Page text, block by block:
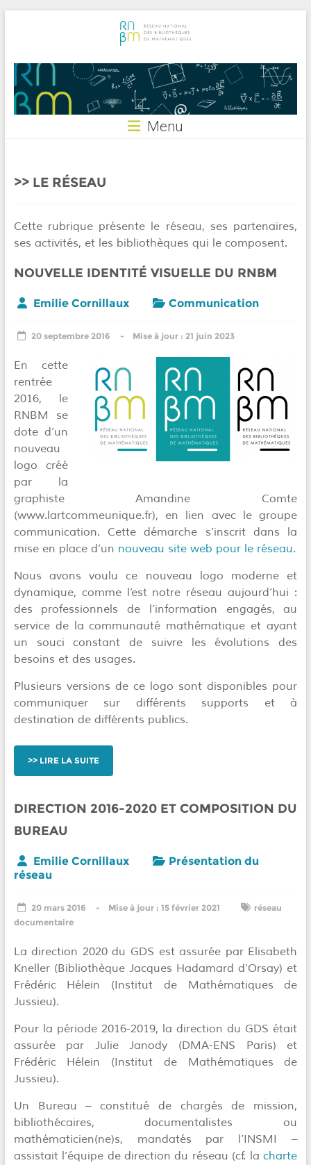
RNBM
Menu
LE RÉSEAU
Cette rubrique présente le réseau, ses partenaires,
ses activités, et les bibliothèques qui le composent.
NOUVELLE IDENTITÉ VISUELLE DU RNBM
Emilie Cornillaux Communication
20 septembre 2016 21 juin 2023
En cette
rentrée
2016, le
RNBM se
dote d’un
nouveau
logo créé
par la
graphiste Amandine Comte
(www.lartcommeunique.fr), en lien avec le groupe
communication. Cette démarche s’inscrit dans la
mise en place d’un nouveau site web pour le réseau.
Nous avons voulu ce nouveau logo moderne et
dynamique, comme l’est notre réseau aujourd’hui :
des professionnels de l’information engagés, au
service de la communauté mathématique et ayant
un souci constant de suivre les évolutions des
besoins et des usages.
Plusieurs versions de ce logo sont disponibles pour
communiquer sur différents supports et à
destination de différents publics.
LIRE LA SUITE
DIRECTION 2016-2020 ET COMPOSITION DU
BUREAU
Emilie Cornillaux
Présentation du
réseau
20 mars 2016 15 février 2021
réseau
documentaire
La direction 2020 du GDS est assurée par Elisabeth
Kneller (Bibliothèque Jacques Hadamard d’Orsay) et
Frédéric Hélein (Institut de Mathématiques de
Jussieu).
Pour la période 2016-2019, la direction du GDS était
assurée par Julie Janody (DMA-ENS Paris) et
Frédéric Hélein (Institut de Mathématiques de
Jussieu).
Un Bureau – constitué de chargés de mission,
bibliothécaires, documentalistes ou
mathématicien(ne)s, mandatés par l’INSMI –
assistait l’équipe de direction du réseau (cf. lacharte